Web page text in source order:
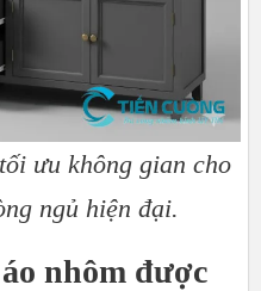
ưu không gian cho
ngủ hiện đại.
nhôm được